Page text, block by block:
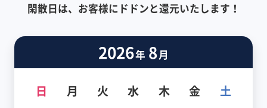
閑散日は、お客様にドドンと還元いたします！
2026年 8月
日 月 火 水 木 金 土